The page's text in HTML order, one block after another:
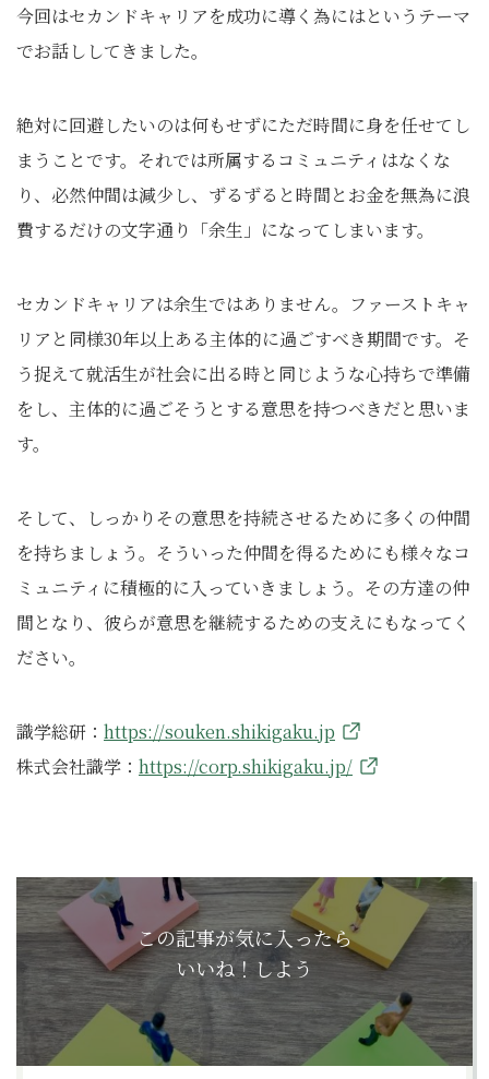
今回はセカンドキャリアを成功に導く為にはというテーマ
でお話ししてきました。
絶対に回避したいのは何もせずにただ時間に身を任せてし
まうことです。それでは所属するコミュニティはなくな
り、必然仲間は減少し、ずるずると時間とお金を無為に浪
費するだけの文字通り「余生」になってしまいます。
セカンドキャリアは余生ではありません。ファーストキャ
リアと同様30年以上ある主体的に過ごすべき期間です。そ
う捉えて就活生が社会に出る時と同じような心持ちで準備
をし、主体的に過ごそうとする意思を持つべきだと思いま
す。
そして、しっかりその意思を持続させるために多くの仲間
を持ちましょう。そういった仲間を得るためにも様々なコ
ミュニティに積極的に入っていきましょう。その方達の仲
間となり、彼らが意思を継続するための支えにもなってく
ださい。
識学総研： https://souken.shikigaku.jp
株式会社識学： https://corp.shikigaku.jp/
この記事が気に入ったら
いいね！しよう